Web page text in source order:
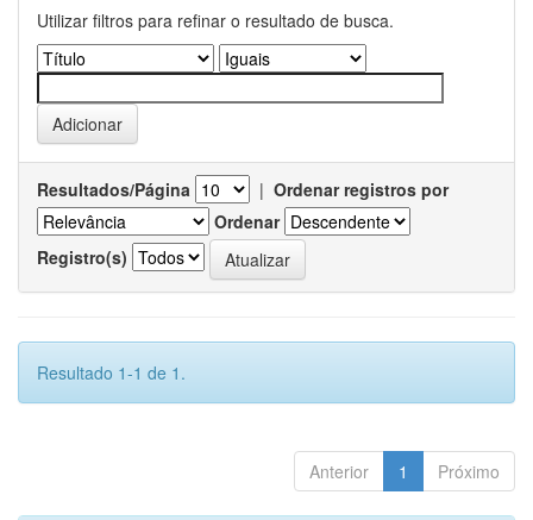
Utilizar filtros para refinar o resultado de busca.
Resultados/Página | Ordenar registros por
Ordenar
Registro(s)
Resultado 1-1 de 1.
Anterior 1 Próximo